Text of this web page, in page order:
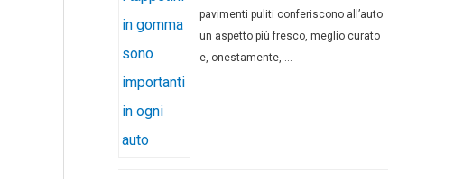
pavimenti puliti conferiscono all’auto
un aspetto più fresco, meglio curato
e, onestamente, …